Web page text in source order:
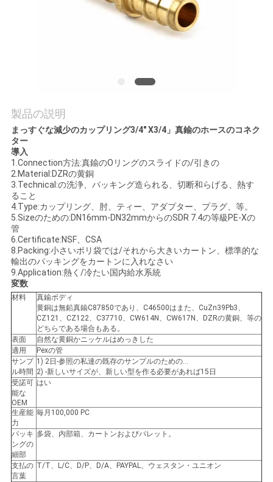
に
連
絡
し
な
さ
い
ニ
ュ
ー
ス
引
用
を
製品の説明
まっすぐな減少のカップリング3/4" X3/4」真鍮のホースのコネク
ター
導入
1.Connection方法:真鍮のOリングのスライドの/引きの
2.Material:DZRの黄銅
3.Technical:の洗浄、パッキング造られる、切断和らげる、熱す
ること
4.Type:カップリング、肘、ティー、アダプター、プラグ、等。
5.Sizeのための:DN16mm-DN32mmからのSDR 7.4の等級PE-Xの
管
6.Certificate:NSF、CSA
8.Packing:小さいポリ袋では/それから大きいカートン、標準的な
輸出のパッキングをカートンに入れなさい
9.Application:熱く/冷たい国内給水系統
変数
材料
真鍮ボディ
黄銅は無鉛真鍮C87850であり、C46500はまた、CuZn39Pb3、
CZ121、CZ122、C37710、CW614N、CW617N、DZRの黄銅、等の
どちらである場合もある。
表面
自然な黄銅かニッケルはめっきした
適用
Pexの管
サンプ
ル時間
1) 2日-参照の私達の既存のサンプルのための…
2) -新しいサイズが、新しい型を作る必要があれば15日
受諾可
能な
OEM
はい
生産能
力
毎月100,000 PC
パッキ
ングの
細部
多袋、内部箱、カートンおよびパレット。
支払の
言葉
T/T、L/C、D/P、D/A、PAYPAL、ウェスタン・ユニオン